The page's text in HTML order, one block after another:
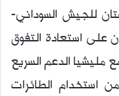
للجيش السوداني-
استعادة التفوق
الدعم السريع
استخدام الطائرات